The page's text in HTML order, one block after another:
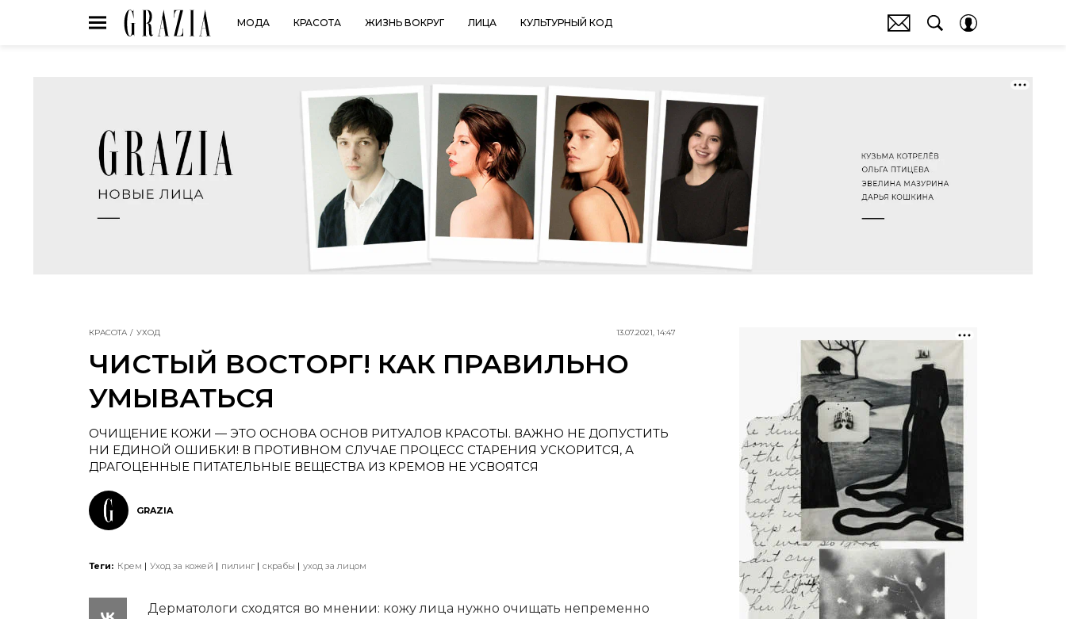
МОДА КРАСОТА ЖИЗНЬ ВОКРУГ ЛИЦА КУЛЬТУРНЫЙ КОД
КРАСОТА УХОД 13.07.2021, 14:47
ЧИСТЫЙ ВОСТОРГ! КАК ПРАВИЛЬНО
УМЫВАТЬСЯ
ОЧИЩЕНИЕ КОЖИ — ЭТО ОСНОВА ОСНОВ РИТУАЛОВ КРАСОТЫ. ВАЖНО НЕ ДОПУСТИТЬ
НИ ЕДИНОЙ ОШИБКИ! В ПРОТИВНОМ СЛУЧАЕ ПРОЦЕСС СТАРЕНИЯ УСКОРИТСЯ, А
ДРАГОЦЕННЫЕ ПИТАТЕЛЬНЫЕ ВЕЩЕСТВА ИЗ КРЕМОВ НЕ УСВОЯТСЯ
GRAZIA
Теги: Крем Уход за кожей пилинг скрабы уход за лицом
Дерматологи сходятся во мнении: кожу лица нужно очищать непременно